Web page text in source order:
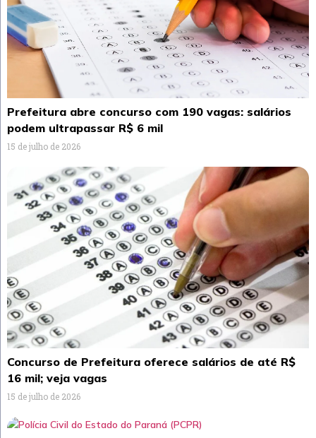
Prefeitura abre concurso com 190 vagas: salários
podem ultrapassar R$ 6 mil
15 de julho de 2026
Concurso de Prefeitura oferece salários de até R$
16 mil; veja vagas
15 de julho de 2026